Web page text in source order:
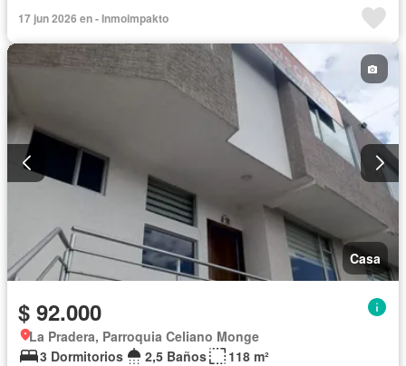
17 jun 2026 en - Inmoimpakto
Casa
$ 92.000
La Pradera, Parroquia Celiano Monge
3 Dormitorios
2,5 Baños
118 m²